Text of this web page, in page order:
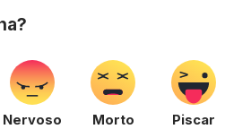
Nervoso Morto Piscar